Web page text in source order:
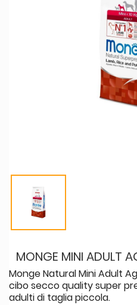
MONGE MINI ADULT
Monge Natural Mini Adult
cibo secco quality super
adulti di taglia piccola.